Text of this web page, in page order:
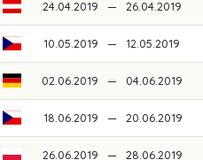
24.04.2019 — 26.04.2019
10.05.2019 — 12.05.2019
02.06.2019 — 04.06.2019
18.06.2019 — 20.06.2019
26.06.2019 — 28.06.2019